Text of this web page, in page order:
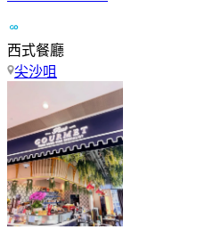
西式餐廳
尖沙咀